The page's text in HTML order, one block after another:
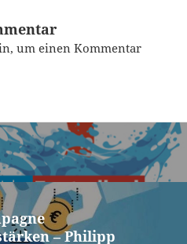
um einen Kommentar
– Philipp